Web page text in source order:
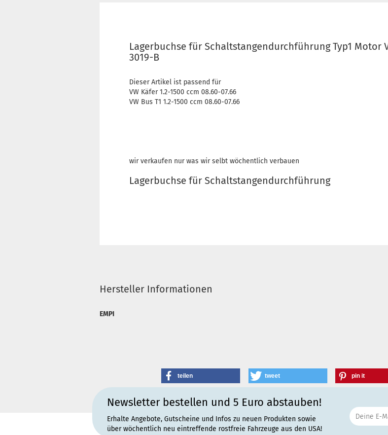
Lagerbuchse für Schaltstangendurchführung Typ1 Motor
3019-B
Dieser Artikel ist passend für
VW Käfer 1.2-1500 ccm 08.60-07.66
VW Bus T1 1.2-1500 ccm 08.60-07.66
wir verkaufen nur was wir selbt wöchentlich verbauen
Lagerbuchse für Schaltstangendurchführung
Hersteller Informationen
EMPI
teilen tweet pin it
Newsletter bestellen und 5 Euro abstauben!
Erhalte Angebote, Gutscheine und Infos zu neuen Produkten sowie
über wöchentlich neu eintreffende rostfreie Fahrzeuge aus den USA!